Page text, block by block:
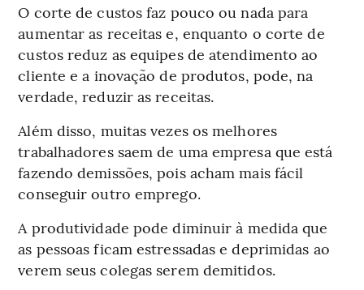
O corte de custos faz pouco ou nada para
aumentar as receitas e, enquanto o corte de
custos reduz as equipes de atendimento ao
cliente e a inovação de produtos, pode, na
verdade, reduzir as receitas.
Além disso, muitas vezes os melhores
trabalhadores saem de uma empresa que está
fazendo demissões, pois acham mais fácil
conseguir outro emprego.
A produtividade pode diminuir à medida que
as pessoas ficam estressadas e deprimidas ao
verem seus colegas serem demitidos.